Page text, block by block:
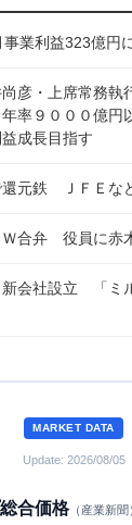
業利益323億円
彦・上席常務執
率９０００億
成長目指す
還元鉄 ＪＦＥな
Ｗ合弁 役員に赤
会社設立 「ミ
MARKET DATA
Update: 2026/08/05
合価格（産業新聞